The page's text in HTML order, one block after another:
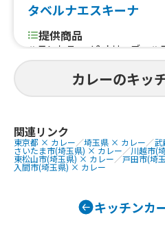
タベルナエスキーナ
提供商品
ハモンセラーノ&オリーブ、ハ
ーノのバゲットサンド、タコス
製シロップソーダ、USオーガ
ス、サーモンとたっぷり野菜の
ムシチューライス、真鱈のコ
カレー、サーモンとアボカド
ベーコンカレー、手作りシロ
カレーのキッ
関連リンク
東京都 × カレー／埼玉県 × カレー／武
さいたま市(埼玉県) × カレー／川越市(
東松山市(埼玉県) × カレー／戸田市(埼
入間市(埼玉県) × カレー
キッチンカ